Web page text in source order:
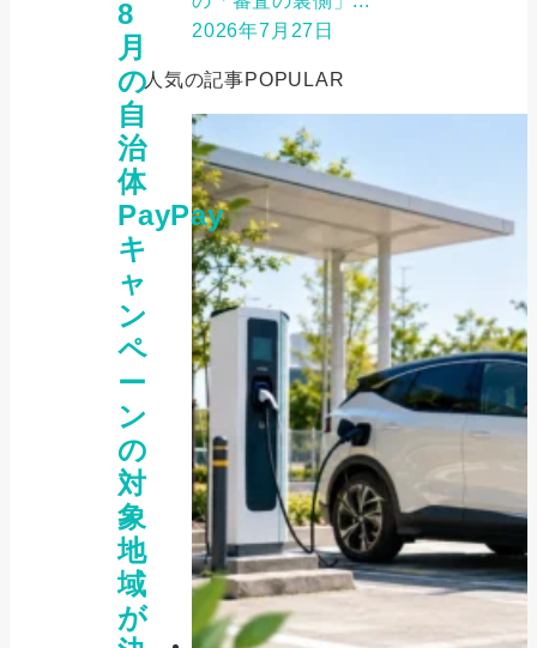
8
月
の
自
治
体
PayPay
キ
ャ
ン
ペ
ー
ン
の
対
象
地
域
が
2026年7月27日
人気の記事POPULAR